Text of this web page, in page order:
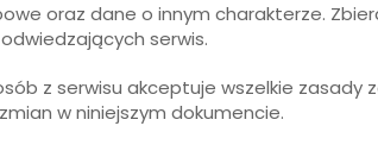
oraz dane o innym charakterze.
serwis.
z serwisu akceptuje wszelkie zasady
w niniejszym dokumencie.